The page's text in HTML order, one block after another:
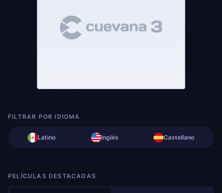
FILTRAR POR IDIOMA
Latino Inglés Castellano
PELÍCULAS DESTACADAS